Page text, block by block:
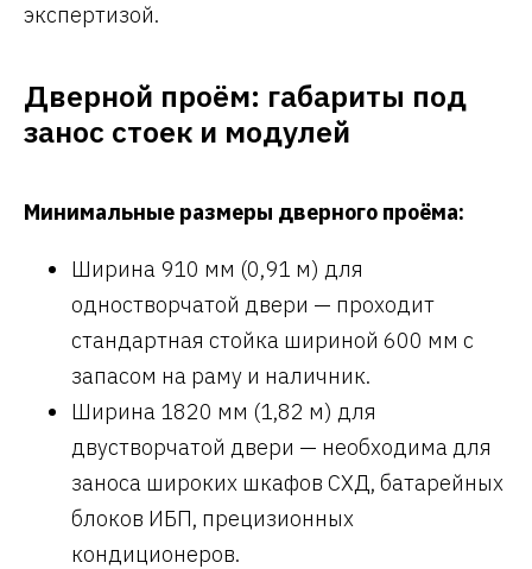
экспертизой.
Дверной проём: габариты под
занос стоек и модулей
Минимальные размеры дверного проёма:
Ширина 910 мм (0,91 м) для
одностворчатой двери — проходит
стандартная стойка шириной 600 мм с
запасом на раму и наличник.
Ширина 1820 мм (1,82 м) для
двустворчатой двери — необходима для
заноса широких шкафов СХД, батарейных
блоков ИБП, прецизионных
кондиционеров.